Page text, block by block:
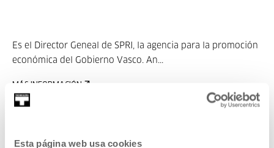
Esta página web usa cookies
Es el Director Geneal de SPRI, la agencia para la promoción
económica del Gobierno Vasco. An...
MÁS INFORMACIÓN